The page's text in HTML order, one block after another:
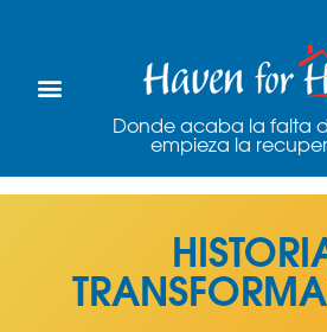
Donde acaba la falta
empieza la